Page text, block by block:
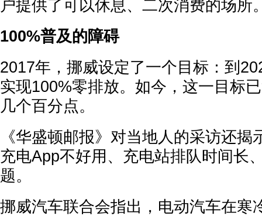
户提供了可以休息、二次消费的场所
100%普及的障碍
2017年，挪威设定了一个目标：到
实现100%零排放。如今，这一目标
几个百分点。
《华盛顿邮报》对当地人的采访还
充电App不好用、充电站排队时间长
题。
挪威汽车联合会指出，电动汽车在寒